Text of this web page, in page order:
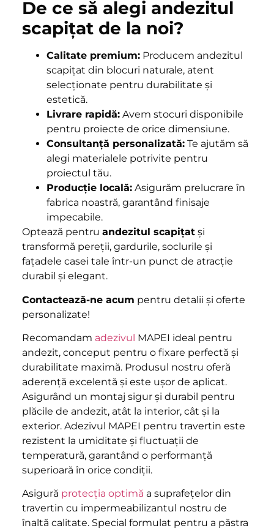
De ce să alegi andezitul
scapițat de la noi?
Calitate premium:Producem andezitul
scapițat din blocuri naturale, atent
selecționate pentru durabilitate și
estetică.
Livrare rapidă:Avem stocuri disponibile
pentru proiecte de orice dimensiune.
Consultanță personalizată:Te ajutăm să
alegi materialele potrivite pentru
proiectul tău.
Producție locală:Asigurăm prelucrare în
fabrica noastră, garantând finisaje
impecabile.
Optează pentru andezitul scapițatși
transformă pereții, gardurile, soclurile și
fațadele casei tale într-un punct de atracție
durabil și elegant.
Contactează-ne acum pentru detalii și oferte
personalizate!
Recomandam adezivul MAPEI ideal pentru
andezit, conceput pentru o fixare perfectă și
durabilitate maximă. Produsul nostru oferă
aderență excelentă și este ușor de aplicat.
Asigurând un montaj sigur și durabil pentru
plăcile de andezit, atât la interior, cât și la
exterior. Adezivul MAPEI pentru travertin este
rezistent la umiditate și fluctuații de
temperatură, garantând o performanță
superioară în orice condiții.
Asigură protecția optimă a suprafețelor din
travertin cu impermeabilizantul nostru de
înaltă calitate. Special formulat pentru a păstra